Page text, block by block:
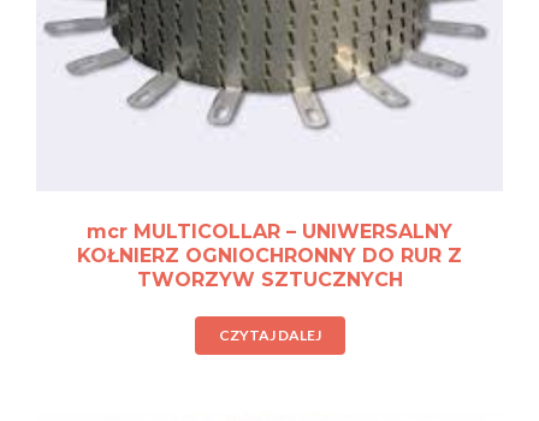
mcr MULTICOLLAR – UNIWERSALNY
KOŁNIERZ OGNIOCHRONNY DO RUR Z
TWORZYW SZTUCZNYCH
CZYTAJ DALEJ